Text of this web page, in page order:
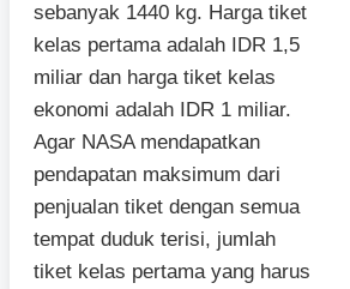
sebanyak 1440 kg. Harga tiket
kelas pertama adalah IDR 1,5
miliar dan harga tiket kelas
ekonomi adalah IDR 1 miliar.
Agar NASA mendapatkan
pendapatan maksimum dari
penjualan tiket dengan semua
tempat duduk terisi, jumlah
tiket kelas pertama yang harus